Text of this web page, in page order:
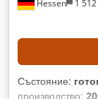
задвижването:
X: 190 мм
на оста B: 585
на оста Z: 30 м/
Hessen 1
Състояние:
производство: